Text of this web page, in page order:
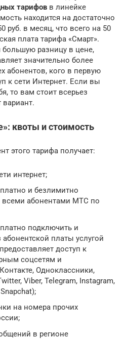
тарифов в линейке
находится на достаточно
руб. в месяц, что всего на 50
плата тарифа «Смарт».
разницу в цене,
значительно более
абонентов, кого в первую
к сети Интернет. Если вы
то вам стоит всерьез
вариант.
квоты и стоимость
этого тарифа получает:
интернет;
и безлимитно
всеми абонентами МТС по
подключить и
абонентской платы услугой
доступ к
соцсетям и
Одноклассники,
Viber, Telegram, Instagram,
на номера прочих
в регионе